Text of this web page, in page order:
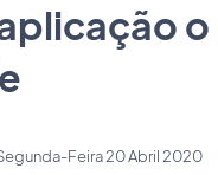
Feira 20 Abril 2020